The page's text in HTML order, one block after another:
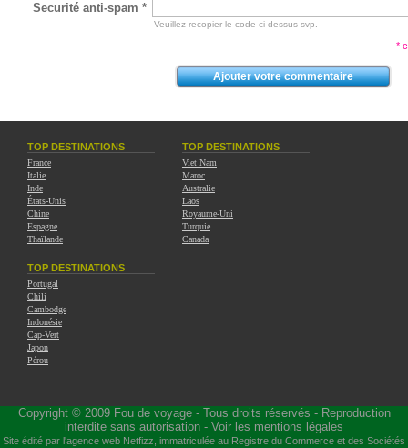
Securité anti-spam *
Veuillez recopier le code ci-dessus svp.
*
TOP DESTINATIONS
France
Italie
Inde
États-Unis
Chine
Espagne
Thaïlande
TOP DESTINATIONS
Viet Nam
Maroc
Australie
Laos
Royaume-Uni
Turquie
Canada
TOP DESTINATIONS
Portugal
Chili
Cambodge
Indonésie
Cap-Vert
Japon
Pérou
Copyright © 2009 Fou de voyage- Tous droits réservés - Reproduction
interdite sans autorisation - Voir les mentions légales
Site édité par l'agence web Netfizz , immatriculée au Registre du Commerce et des Sociétés